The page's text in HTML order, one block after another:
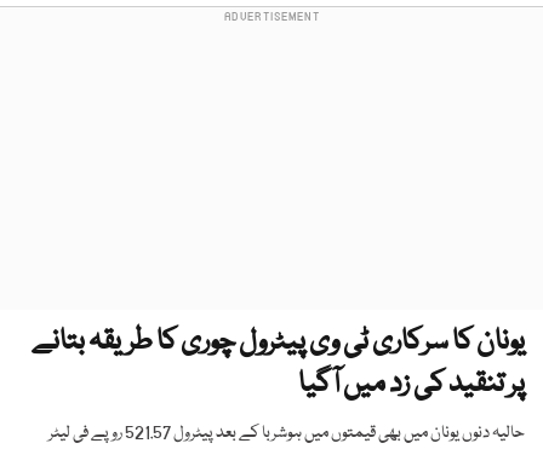
یونان کا سرکاری ٹی وی پیٹرول چوری کا طریقہ بتانے
پر تنقید کی زد میں آگیا
حالیہ دنوں یونان میں بھی قیمتوں میں ہوشربا کے بعد پیٹرول 521.57 روپے فی لیٹر